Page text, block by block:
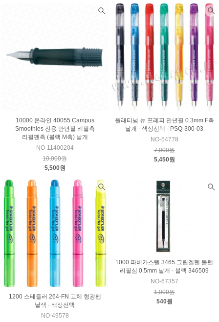
10000 온라인 40055 Campus
Smoothies 전용 만년필 리필촉
리필펜촉 (블랙 M촉) 낱개
NO-11400204
10,000원
5,500원
플래티넘 뉴 프레피 만년필 0.3mm F촉
낱개 - 색상선택 - PSQ-300-03
NO-54778
7,000원
5,450원
1200 스테들러 264-FN 고체 형광펜
낱색 - 색상선택
NO-49578
1000 파버카스텔 3465 그립겔펜 볼펜
리필심 0.5mm 낱개 - 블랙 346509
NO-67357
1,000원
540원